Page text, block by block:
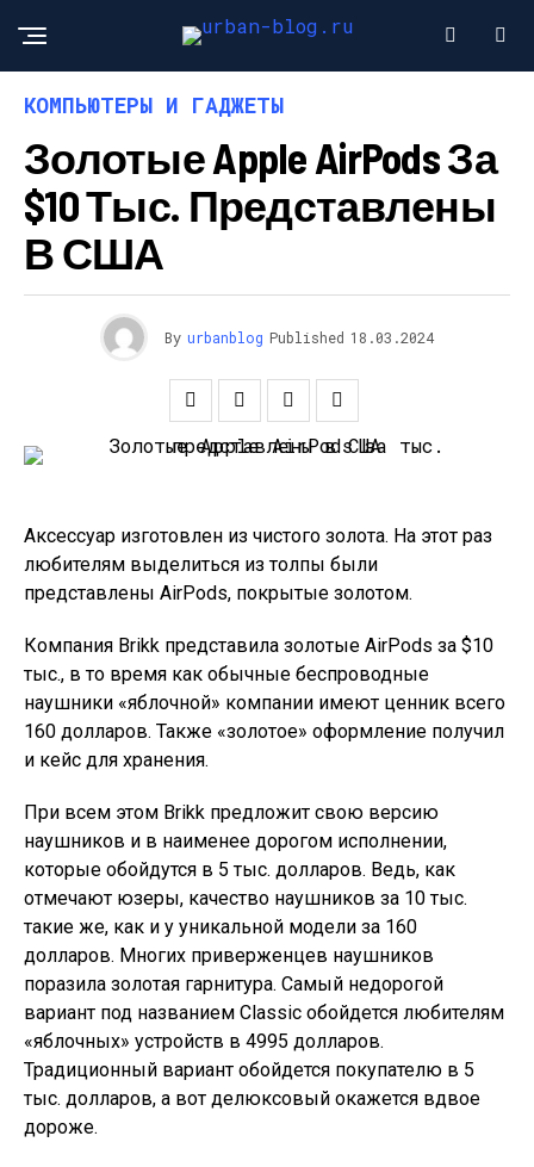
КОМПЬЮТЕРЫ И ГАДЖЕТЫ
Золотые Apple AirPods За
$10 Тыс. Представлены
В США
By urbanblog Published 18.03.2024
Аксессуар изготовлен из чистого золота. На этот раз
любителям выделиться из толпы были
представлены AirPods, покрытые золотом.
Компания Brikk представила золотые AirPods за $10
тыс., в то время как обычные беспроводные
наушники «яблочной» компании имеют ценник всего
160 долларов. Также «золотое» оформление получил
и кейс для хранения.
При всем этом Brikk предложит свою версию
наушников и в наименее дорогом исполнении,
которые обойдутся в 5 тыс. долларов. Ведь, как
отмечают юзеры, качество наушников за 10 тыс.
такие же, как и у уникальной модели за 160
долларов. Многих приверженцев наушников
поразила золотая гарнитура. Самый недорогой
вариант под названием Classic обойдется любителям
«яблочных» устройств в 4995 долларов.
Традиционный вариант обойдется покупателю в 5
тыс. долларов, а вот делюксовый окажется вдвое
дороже.